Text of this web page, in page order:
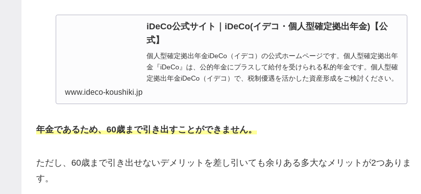
iDeCo公式サイト｜iDeCo(イデコ・個人型確定拠出年金)【公
式】
個人型確定拠出年金iDeCo（イデコ）の公式ホームページです。個人型確定拠出年
金『iDeCo』は、公的年金にプラスして給付を受けられる私的年金です。個人型確
定拠出年金iDeCo（イデコ）で、税制優遇を活かした資産形成をご検討ください。
www.ideco-koushiki.jp
年金であるため、60歳まで引き出すことができません。
ただし、60歳まで引き出せないデメリットを差し引いても余りある多大なメリットが2つありま
す。